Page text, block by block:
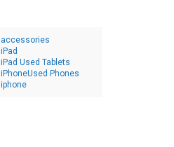
accessories
iPad
iPad Used Tablets
iPhoneUsed Phones
iphone